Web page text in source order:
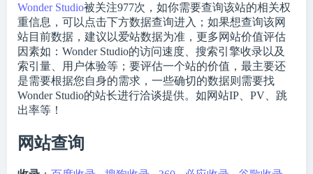
Wonder Studio被关注977次，如你需要查询该站的相关权
重信息，可以点击下方数据查询进入；如果想查询该网
站目前数据，建议以爱站数据为准，更多网站价值评估
因素如：Wonder Studio的访问速度、搜索引擎收录以及
索引量、用户体验等；要评估一个站的价值，最主要还
是需要根据您自身的需求，一些确切的数据则需要找
Wonder Studio的站长进行洽谈提供。如网站IP、PV、跳
出率等！
网站查询